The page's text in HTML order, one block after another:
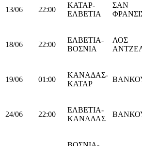
13/06 22:00
ΚΑΤΑΡ-
ΕΛΒΕΤΙΑ
ΣΑΝ
18/06 22:00
ΕΛΒΕΤΙΑ-
ΒΟΣΝΙΑ
ΛΟΣ
19/06 01:00
ΚΑΝΑΔΑΣ-
ΚΑΤΑΡ
24/06 22:00
ΕΛΒΕΤΙΑ-
ΚΑΝΑΔΑΣ